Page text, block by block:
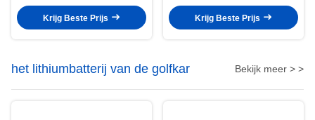
Elementen Bluetooth
Krijg Beste Prijs
Krijg Beste Prijs
het lithiumbatterij van de golfkar Bekijk meer > >